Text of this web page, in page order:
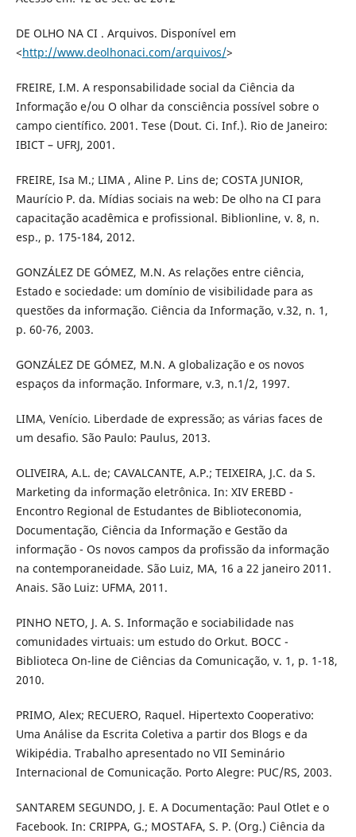
DE OLHO NA CI . Arquivos. Disponível em
<http://www.deolhonaci.com/arquivos/>
FREIRE, I.M. A responsabilidade social da Ciência da
Informação e/ou O olhar da consciência possível sobre o
campo científico. 2001. Tese (Dout. Ci. Inf.). Rio de Janeiro:
IBICT – UFRJ, 2001.
FREIRE, Isa M.; LIMA , Aline P. Lins de; COSTA JUNIOR,
Maurício P. da. Mídias sociais na web: De olho na CI para
capacitação acadêmica e profissional. Biblionline, v. 8, n.
esp., p. 175-184, 2012.
GONZÁLEZ DE GÓMEZ, M.N. As relações entre ciência,
Estado e sociedade: um domínio de visibilidade para as
questões da informação. Ciência da Informação, v.32, n. 1,
p. 60-76, 2003.
GONZÁLEZ DE GÓMEZ, M.N. A globalização e os novos
espaços da informação. Informare, v.3, n.1/2, 1997.
LIMA, Venício. Liberdade de expressão; as várias faces de
um desafio. São Paulo: Paulus, 2013.
OLIVEIRA, A.L. de; CAVALCANTE, A.P.; TEIXEIRA, J.C. da S.
Marketing da informação eletrônica. In: XIV EREBD -
Encontro Regional de Estudantes de Biblioteconomia,
Documentação, Ciência da Informação e Gestão da
informação - Os novos campos da profissão da informação
na contemporaneidade. São Luiz, MA, 16 a 22 janeiro 2011.
Anais. São Luiz: UFMA, 2011.
PINHO NETO, J. A. S. Informação e sociabilidade nas
comunidades virtuais: um estudo do Orkut. BOCC -
Biblioteca On-line de Ciências da Comunicação, v. 1, p. 1-18,
2010.
PRIMO, Alex; RECUERO, Raquel. Hipertexto Cooperativo:
Uma Análise da Escrita Coletiva a partir dos Blogs e da
Wikipédia. Trabalho apresentado no VII Seminário
Internacional de Comunicação. Porto Alegre: PUC/RS, 2003.
SANTAREM SEGUNDO, J. E. A Documentação: Paul Otlet e o
Facebook. In: CRIPPA, G.; MOSTAFA, S. P. (Org.) Ciência da